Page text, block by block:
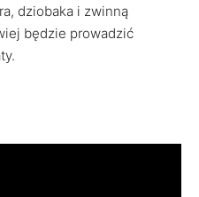
dziobaka i zwinną
będzie prowadzić